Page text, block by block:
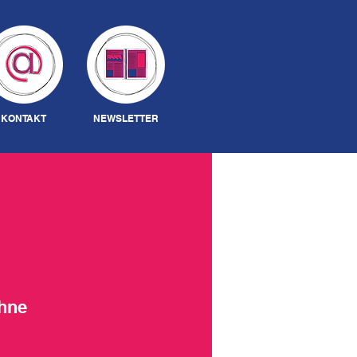
KONTAKT NEWSLETTER